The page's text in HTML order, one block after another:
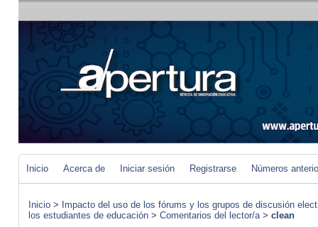
Inicio Acerca de Iniciar sesión Registrarse Números
Inicio > Impacto del uso de los fórums y los grupos de discusión
los estudiantes de educación > Comentarios del lector/a> clean